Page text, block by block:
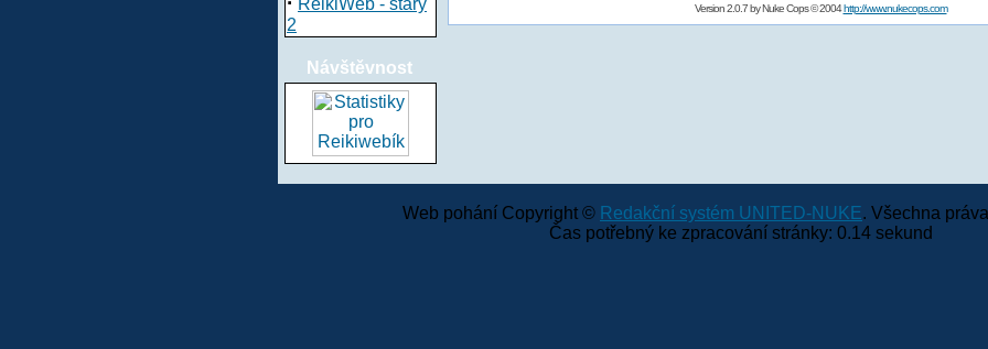
ReikiWeb - starý
2
Návštěvnost
Version 2.0.7 byNuke Cops© 2004http://www.nukecops.com
Web pohání Copyright © Redakční systém UNITED-NUKE. Všechna
Čas potřebný ke zpracování stránky: 0.14 sekund